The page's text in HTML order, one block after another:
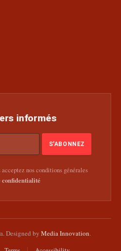
informés
nos conditions générales
confidentialité
Designed by Media Innovation.